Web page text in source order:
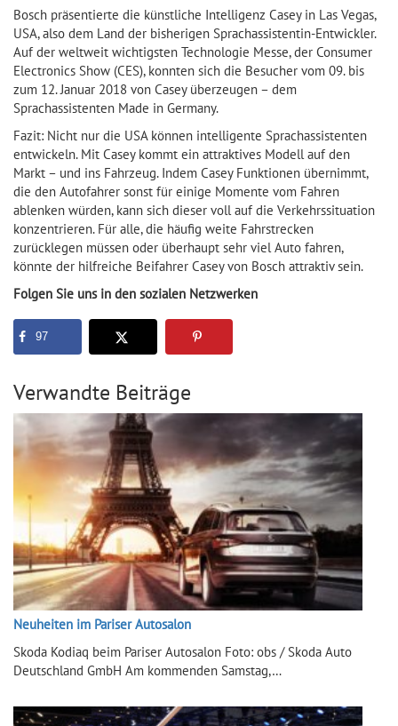
Bosch präsentierte die künstliche Intelligenz Casey in Las Vegas,
USA, also dem Land der bisherigen Sprachassistentin-Entwickler.
Auf der weltweit wichtigsten Technologie Messe, der Consumer
Electronics Show (CES), konnten sich die Besucher vom 09. bis
zum 12. Januar 2018 von Casey überzeugen – dem
Sprachassistenten Made in Germany.
Fazit: Nicht nur die USA können intelligente Sprachassistenten
entwickeln. Mit Casey kommt ein attraktives Modell auf den
Markt – und ins Fahrzeug. Indem Casey Funktionen übernimmt,
die den Autofahrer sonst für einige Momente vom Fahren
ablenken würden, kann sich dieser voll auf die Verkehrssituation
konzentrieren. Für alle, die häufig weite Fahrstrecken
zurücklegen müssen oder überhaupt sehr viel Auto fahren,
könnte der hilfreiche Beifahrer Casey von Bosch attraktiv sein.
Folgen Sie uns in den sozialen Netzwerken
97
Verwandte Beiträge
Neuheiten im Pariser Autosalon
Skoda Kodiaq beim Pariser Autosalon Foto: obs / Skoda Auto
Deutschland GmbH Am kommenden Samstag,…